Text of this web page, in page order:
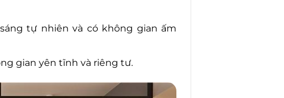
tự nhiên và có không gian ấm
gian yên tĩnh và riêng tư.